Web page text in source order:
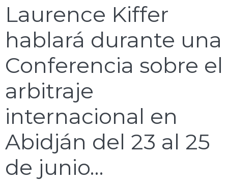
Laurence Kiffer
hablará durante una
Conferencia sobre el
arbitraje
internacional en
Abidján del 23 al 25
de junio…